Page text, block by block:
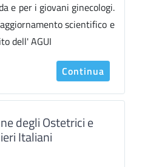
e per i giovani ginecologi.
scientifico e
dell' AGUI
Continua
degli Ostetrici e
Italiani